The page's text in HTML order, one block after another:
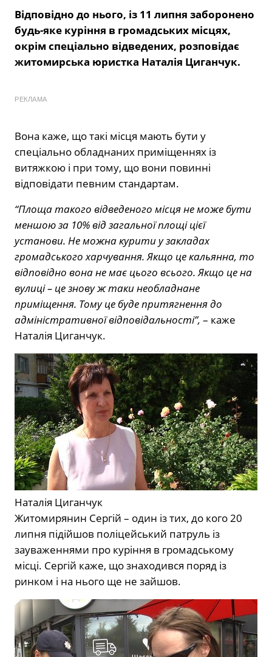
Відповідно до нього, із 11 липня заборонено
будь-яке куріння в громадських місцях,
окрім спеціально відведених, розповідає
житомирська юристка Наталія Циганчук.
РЕКЛАМА
Вона каже, що такі місця мають бути у
спеціально обладнаних приміщеннях із
витяжкою і при тому, що вони повинні
відповідати певним стандартам.
“Площа такого відведеного місця не може бути
меншою за 10% від загальної площі цієї
установи. Не можна курити у закладах
громадського харчування. Якщо це кальянна, то
відповідно вона не має цього всього. Якщо це на
вулиці – це знову ж таки необладнане
приміщення. Тому це буде притягнення до
адміністративної відповідальності”, – каже
Наталія Циганчук.
Наталія Циганчук
Житомирянин Сергій – один із тих, до кого 20
липня підійшов поліцейський патруль із
зауваженнями про куріння в громадському
місці. Сергій каже, що знаходився поряд із
ринком і на нього ще не зайшов.